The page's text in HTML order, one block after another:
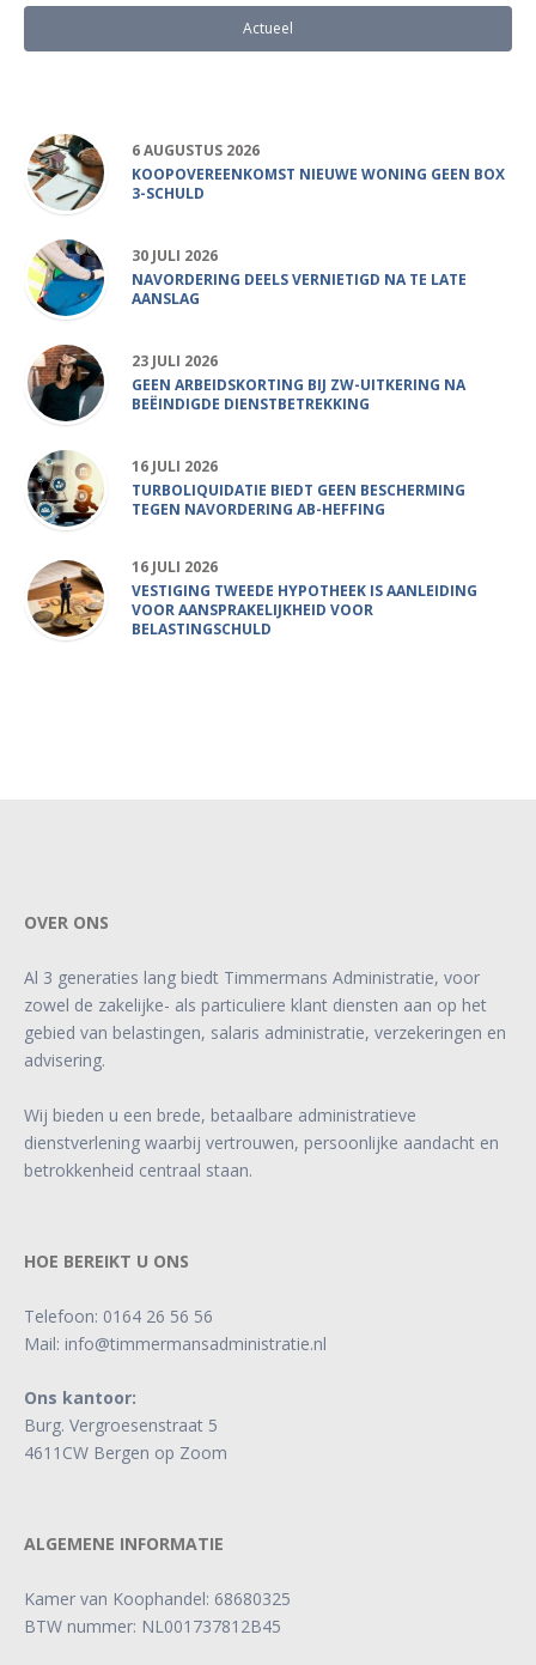
Actueel
6 AUGUSTUS 2026
KOOPOVEREENKOMST NIEUWE WONING GEEN BOX
3-SCHULD
30 JULI 2026
NAVORDERING DEELS VERNIETIGD NA TE LATE
AANSLAG
23 JULI 2026
GEEN ARBEIDSKORTING BIJ ZW-UITKERING NA
BEËINDIGDE DIENSTBETREKKING
16 JULI 2026
TURBOLIQUIDATIE BIEDT GEEN BESCHERMING
TEGEN NAVORDERING AB-HEFFING
16 JULI 2026
VESTIGING TWEEDE HYPOTHEEK IS AANLEIDING
VOOR AANSPRAKELIJKHEID VOOR
BELASTINGSCHULD
OVER ONS
Al 3 generaties lang biedt Timmermans Administratie, voor
zowel de zakelijke- als particuliere klant diensten aan op het
gebied van belastingen, salaris administratie, verzekeringen en
advisering.
Wij bieden u een brede, betaalbare administratieve
dienstverlening waarbij vertrouwen, persoonlijke aandacht en
betrokkenheid centraal staan.
HOE BEREIKT U ONS
Telefoon: 0164 26 56 56
Mail: info@timmermansadministratie.nl
Ons kantoor:
Burg. Vergroesenstraat 5
4611CW Bergen op Zoom
ALGEMENE INFORMATIE
Kamer van Koophandel: 68680325
BTW nummer: NL001737812B45